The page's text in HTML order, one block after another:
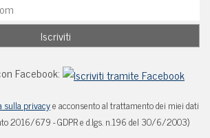
Facebook:
sulla privacye acconsento al trattamento dei miei dati
2016/679 - GDPR e d.lgs. n.196 del 30/6/2003)